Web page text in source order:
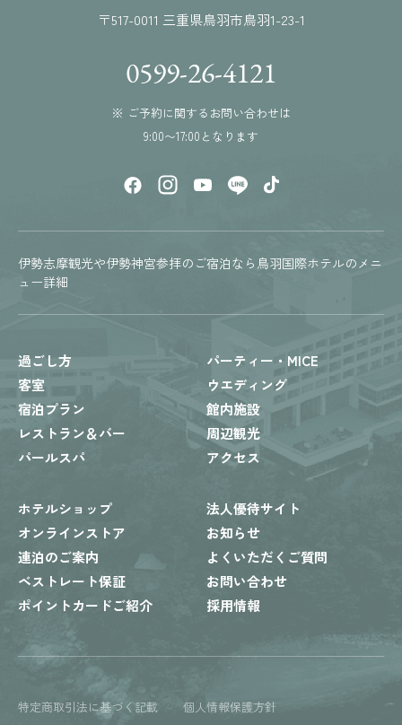
〒517-0011 三重県鳥羽市鳥羽1-23-1
0599-26-4121
※ ご予約に関するお問い合わせは
9:00〜17:00となります
伊勢志摩観光や伊勢神宮参拝のご宿泊なら鳥羽国際ホテルのメニ
ュー詳細
過ごし方
客室
宿泊プラン
レストラン＆バー
パールスパ
パーティー・MICE
ウエディング
館内施設
周辺観光
アクセス
ホテルショップ
オンラインストア
連泊のご案内
ベストレート保証
ポイントカードご紹介
法人優待サイト
お知らせ
よくいただくご質問
お問い合わせ
採用情報
特定商取引法に基づく記載 個人情報保護方針